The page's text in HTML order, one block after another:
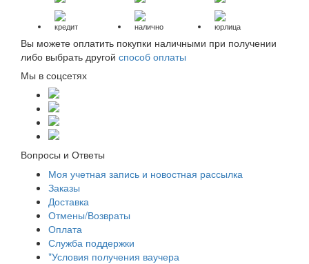
кредит налично юрлица
Вы можете оплатить покупки наличными при получении
либо выбрать другой способ оплаты
Мы в соцсетях
Вопросы и Ответы
Моя учетная запись и новостная рассылка
Заказы
Доставка
Отмены/Возвраты
Оплата
Служба поддержки
*Условия получения ваучера